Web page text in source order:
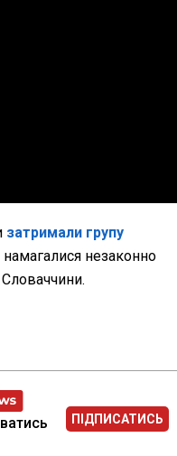
затримали групу
незаконно
ПІДПИСАТИСЬ